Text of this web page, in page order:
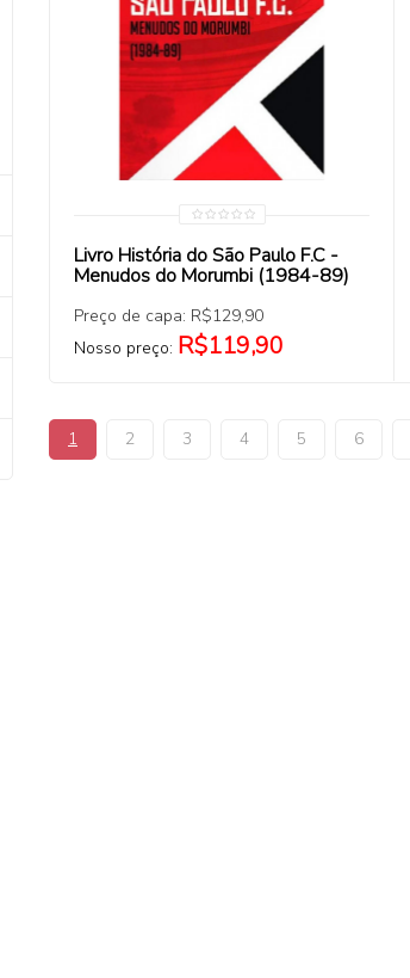
Livro História do São Paulo F.C -
Menudos do Morumbi (1984-89)
Preço de capa: R$129,90
Nosso preço: R$119,90
COMPRAR
1 2 3 4 5 6